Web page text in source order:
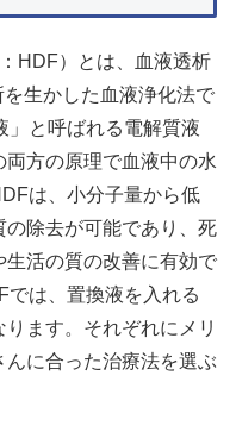
HDF）とは、血液透析
を生かした血液浄化法で
」と呼ばれる電解質液
方の原理で血液中の水
は、小分子量から低
除去が可能であり、死
活の質の改善に有効で
では、置換液を入れる
ます。それぞれにメリ
に合った治療法を選ぶ